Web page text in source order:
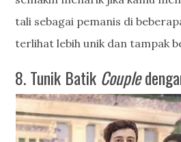
tali sebagai pemanis di
terlihat lebih unik dan tampak
8. Tunik Batik Couple